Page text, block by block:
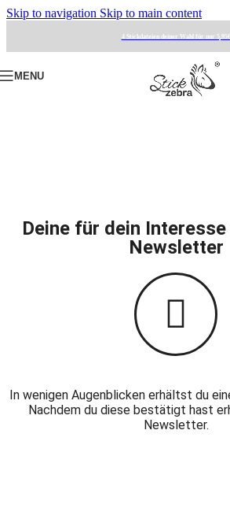
Skip to navigation Skip to main content
4 Stickdateien deiner Wahl für nur 5,95€
MENU
Deine für dein
Newsletter
In wenigen Augenblicken erhältst du
Nachdem du diese bestätigt hast
Newsletter.